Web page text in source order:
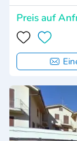
Preis auf